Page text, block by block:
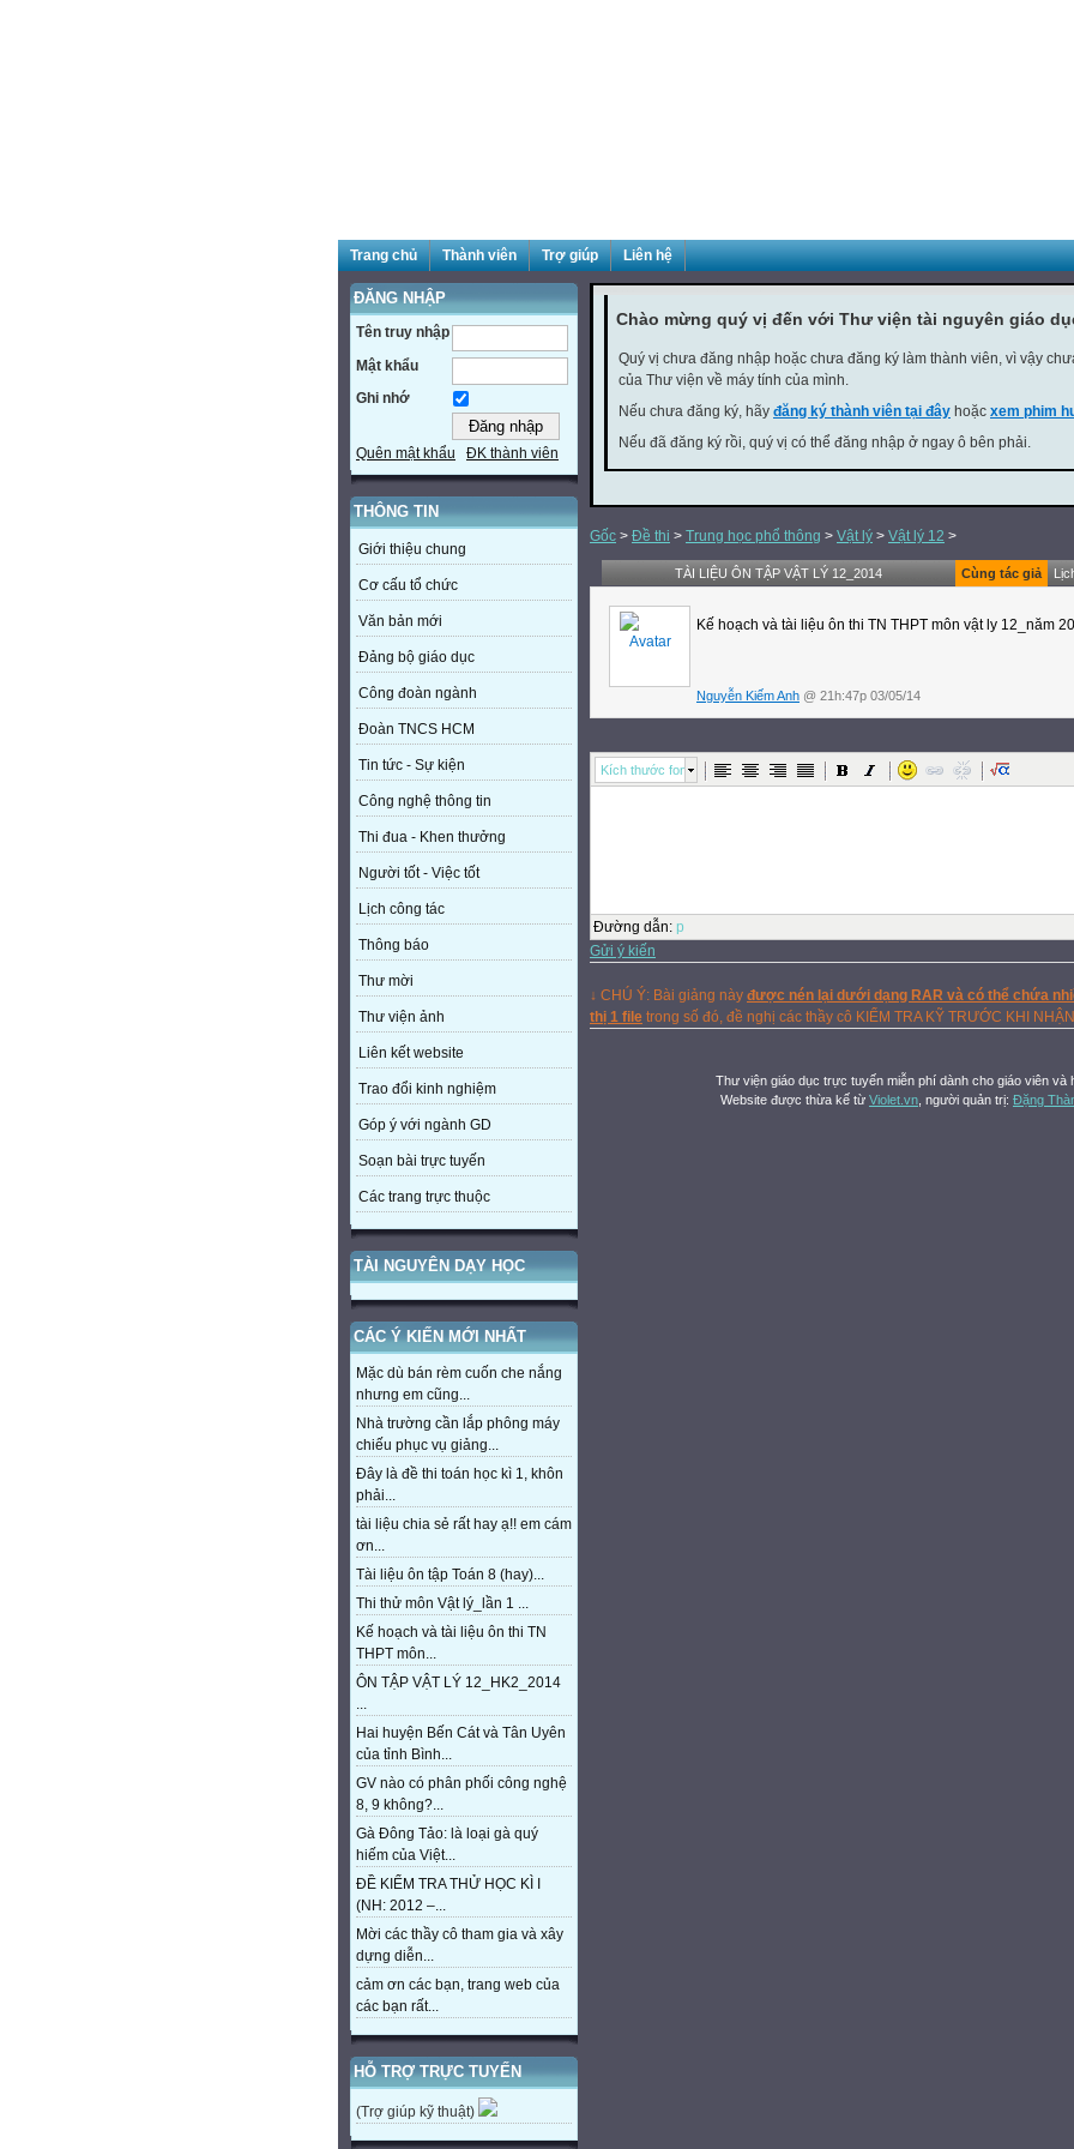
Trang chủ Thành viên Trợ giúp Liên hệ
ĐĂNG NHẬP
Tên truy nhập
Mật khẩu
Ghi nhớ
Quên mật khẩu ĐK thành viên
THÔNG TIN
Giới thiệu chung
Cơ cấu tổ chức
Văn bản mới
Đảng bộ giáo dục
Công đoàn ngành
Đoàn TNCS HCM
Tin tức - Sự kiện
Công nghệ thông tin
Thi đua - Khen thưởng
Người tốt - Việc tốt
Lịch công tác
Thông báo
Thư mời
Thư viện ảnh
Liên kết website
Trao đổi kinh nghiệm
Góp ý với ngành GD
Soạn bài trực tuyến
Các trang trực thuộc
TÀI NGUYÊN DẠY HỌC
CÁC Ý KIẾN MỚI NHẤT
Mặc dù bán rèm cuốn che nắng
nhưng em cũng...
Nhà trường cần lắp phông máy
chiếu phục vụ giảng...
Đây là đề thi toán học kì 1, khôn
phải...
tài liệu chia sẻ rất hay ạ!! em cám
ơn...
Tài liệu ôn tập Toán 8 (hay)...
Thi thử môn Vật lý_lần 1 ...
Kế hoạch và tài liệu ôn thi TN
THPT môn...
ÔN TẬP VẬT LÝ 12_HK2_2014
...
Hai huyện Bến Cát và Tân Uyên
của tỉnh Bình...
GV nào có phân phối công nghệ
8, 9 không?...
Gà Đông Tảo: là loại gà quý
hiếm của Việt...
ĐỀ KIỂM TRA THỬ HỌC KÌ I
(NH: 2012 –...
Mời các thầy cô tham gia và xây
dựng diễn...
cảm ơn các bạn, trang web của
các bạn rất...
HỖ TRỢ TRỰC TUYẾN
(Trợ giúp kỹ thuật)
Chào mừng quý vị đến với Thư viện tài nguyên giáo
Quý vị chưa đăng nhập hoặc chưa đăng ký làm thành viên, vì vậy
của Thư viện về máy tính của mình.
Nếu chưa đăng ký, hãy đăng ký thành viên tại đây hoặc xem phim
Nếu đã đăng ký rồi, quý vị có thể đăng nhập ở ngay ô bên phải.
Gốc > Đề thi > Trung học phổ thông > Vật lý > Vật lý 12 >
TÀI LIỆU ÔN TẬP VẬT LÝ 12_2014 Cùng tác giả
Kế hoạch và tài liệu ôn thi TN THPT môn vật ly 12_năm
Nguyễn Kiếm Anh @ 21h:47p 03/05/14
Kích thước font
Đường dẫn: p
Gửi ý kiến
↓ CHÚ Ý: Bài giảng này được nén lại dưới dạng RAR và có thể chứa
thị 1 file trong số đó, đề nghị các thầy cô KIỂM TRA KỸ TRƯỚC KHI
Thư viện giáo dục trực tuyến miễn phí dành cho giáo viên và
Website được thừa kế từ Violet.vn , người quản trị: Đặng